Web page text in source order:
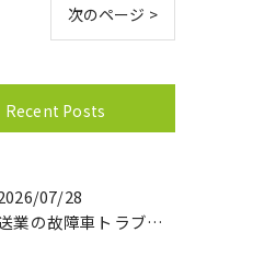
次のページ >
Recent Posts
07/28
運送業の故障車トラブル即時対処法